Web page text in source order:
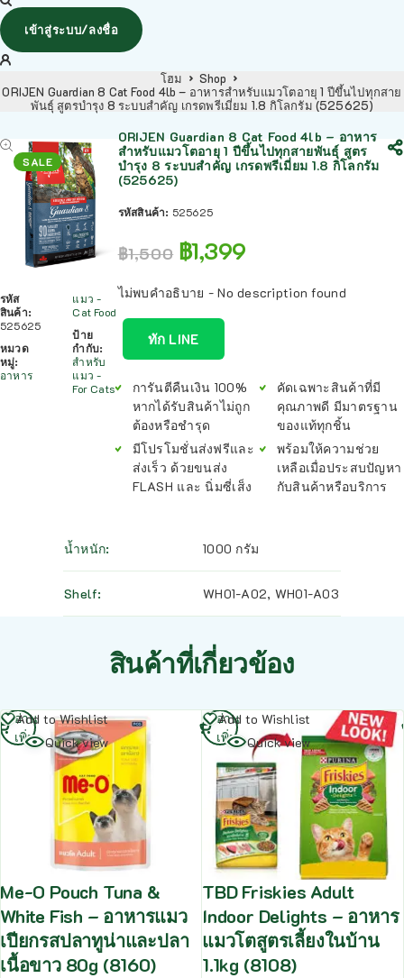
เข้าสู่ระบบ/ลงชื่อ
โฮม
Shop
ORIJEN Guardian 8 Cat Food 4lb – อาหารสำหรับแมวโตอายุ 1 ปีขึ้นไปทุกสาย
พันธุ์ สูตรบำรุง 8 ระบบสำคัญ เกรดพรีเมี่ยม 1.8 กิโลกรัม (525625)
SALE
รหัส
สินค้า:
525625
หมวด
หมู่:
อาหาร
แมว -
Cat Food
ป้าย
กำกับ:
สำหรับ
แมว -
For Cats
ORIJEN Guardian 8 Cat Food 4lb – อาหาร
สำหรับแมวโตอายุ 1 ปีขึ้นไปทุกสายพันธุ์ สูตร
บำรุง 8 ระบบสำคัญ เกรดพรีเมี่ยม 1.8 กิโลกรัม
(525625)
รหัสสินค้า: 525625
฿1,500 ฿1,399
ไม่พบคำอธิบาย - No description found
ทัก LINE
การันตีคืนเงิน 100%
หากได้รับสินค้าไม่ถูก
ต้องหรือชำรุด
มีโปรโมชั่นส่งฟรีและ
ส่งเร็ว ด้วยขนส่ง
FLASH และ นิ่มซี่เส็ง
คัดเฉพาะสินค้าที่มี
คุณภาพดี มีมาตรฐาน
ของแท้ทุกชิ้น
พร้อมให้ความช่วย
เหลือเมื่อประสบปัญหา
กับสินค้าหรือบริการ
น้ำหนัก 1000 กรัม
Shelf WH01-A02, WH01-A03
สินค้าที่เกี่ยวข้อง
Add to Wishlist
Quick view
Me-O Pouch Tuna &
White Fish – อาหารแมว
เปียกรสปลาทูน่าและปลา
เนื้อขาว 80g (8160)
อ่าน
เพิ่ม
Add to Wishlist
Quick view
TBD Friskies Adult
Indoor Delights – อาหาร
แมวโตสูตรเลี้ยงในบ้าน
1.1kg (8108)
อ่าน
เพิ่ม